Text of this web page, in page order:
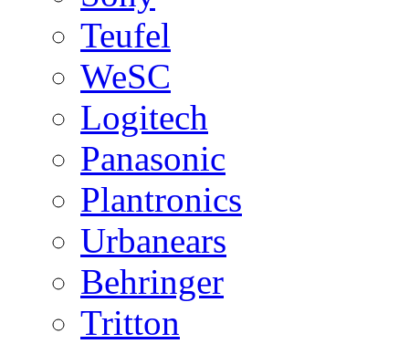
Teufel
WeSC
Logitech
Panasonic
Plantronics
Urbanears
Behringer
Tritton